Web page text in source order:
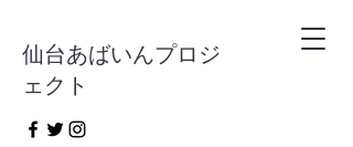
仙台あばいんプロジ
ェクト